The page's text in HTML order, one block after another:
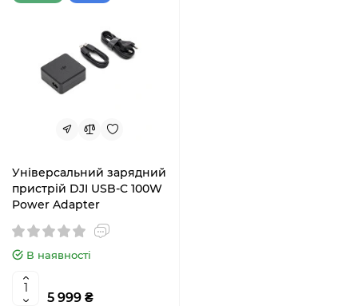
Універсальний зарядний
пристрій DJI USB-C 100W
Power Adapter
В наявності
5 999 ₴